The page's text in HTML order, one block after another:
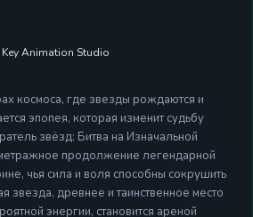
Animation Studio
космоса, где звезды рождаются и
эпопея, которая изменит судьбу
звёзд: Битва на Изначальной
продолжение легендарной
чья сила и воля способны сокрушить
звезда, древнее и таинственное место
энергии, становится ареной